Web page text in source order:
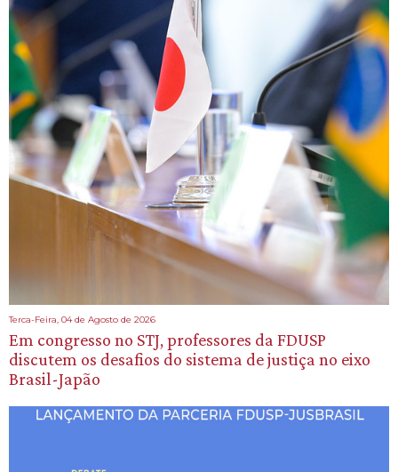
Terca-Feira, 04 de Agosto de 2026
Em congresso no STJ, professores da FDUSP
discutem os desafios do sistema de justiça no eixo
Brasil-Japão